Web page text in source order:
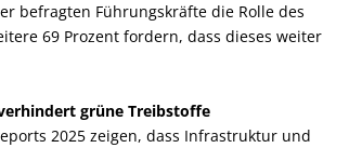
befragten Führungskräfte die Rolle des
69 Prozent fordern, dass dieses weiter
grüne Treibstoffe
2025 zeigen, dass Infrastruktur und